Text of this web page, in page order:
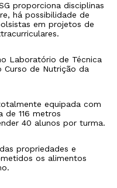
proporciona disciplinas
há possibilidade de
em projetos de
Laboratório de Técnica
de Nutrição da
equipada com
116 metros
40 alunos por turma.
propriedades e
os alimentos